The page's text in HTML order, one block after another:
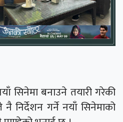
सिनेमा बनाउने तयारी गरेकी
निर्देशन गर्ने नयाँ सिनेमाको